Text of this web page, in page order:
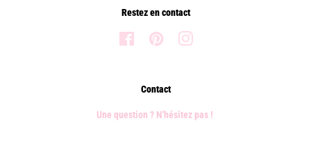
Restez en contact
Facebook Pinterest
Contact
Une question ? N'hésitez pas !